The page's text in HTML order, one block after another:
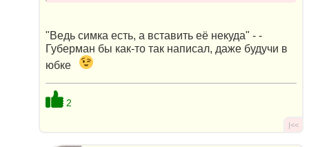
"Ведь симка есть, а вставить её некуда" - -
Губерман бы как-то так написал, даже будучи в
юбке
2
|<<